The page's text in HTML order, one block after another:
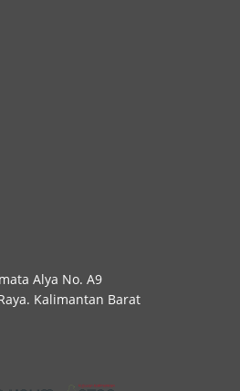
Alya No. A9
Kalimantan Barat